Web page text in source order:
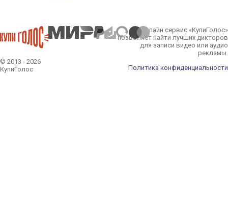
© 2013 - 2026
КупиГолос
Онлайн сервис «КупиГолос»
позволяет найти лучших дикторов
для записи видео или аудио
рекламы.
Политика конфиденциальности